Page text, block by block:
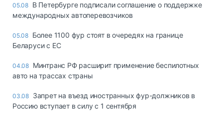
05.08 В Петербурге подписали соглашение о поддержке
международных автоперевозчиков
05.08 Более 1100 фур стоят в очередях на границе
Беларуси с ЕС
04.08 Минтранс РФ расширит применение беспилотных
авто на трассах страны
03.08 Запрет на въезд иностранных фур-должников в
Россию вступает в силу с 1 сентября